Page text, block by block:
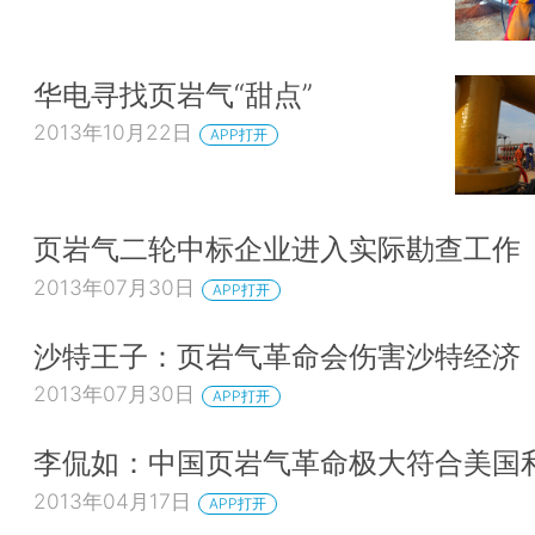
华电寻找页岩气“甜点”
2013年10月22日 APP打开
页岩气二轮中标企业进入实际勘查工作
2013年07月30日 APP打开
沙特王子：页岩气革命会伤害沙特经济
2013年07月30日 APP打开
李侃如：中国页岩气革命极大符合美国
2013年04月17日 APP打开